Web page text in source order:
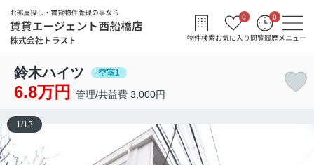
物件検索お気に入り
0
閲覧履歴
0
メニュー
鈴木ハイツ 空室1
6.8万円 管理/共益費 3,000円
1/13